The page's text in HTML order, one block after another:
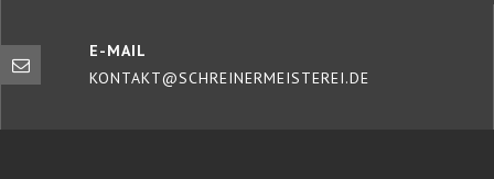
E-MAIL
KONTAKT@SCHREINERMEISTEREI.DE